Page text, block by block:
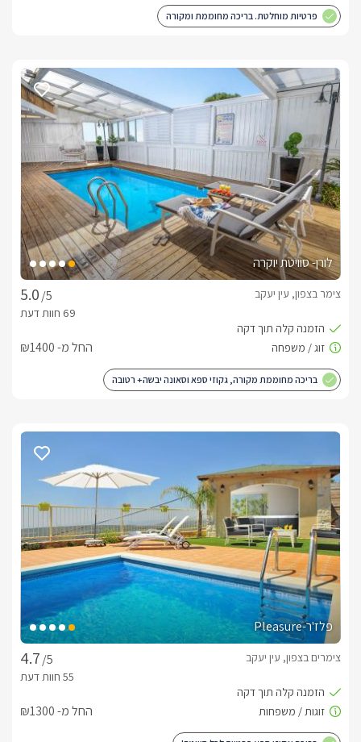
פרטיות מוחלטת. בריכה מחוממת ומקורה
לורן- סוויטת יוקרה
/5
צימר בצפון, עין יעקב
החל מ- ₪1400
בריכה מחוממת מקורה, גקוזי ספא וסאונה יבשה+ רטובה
פלז'ר-Pleasure
/5
צימרים בצפון, עין יעקב
החל מ- ₪1300